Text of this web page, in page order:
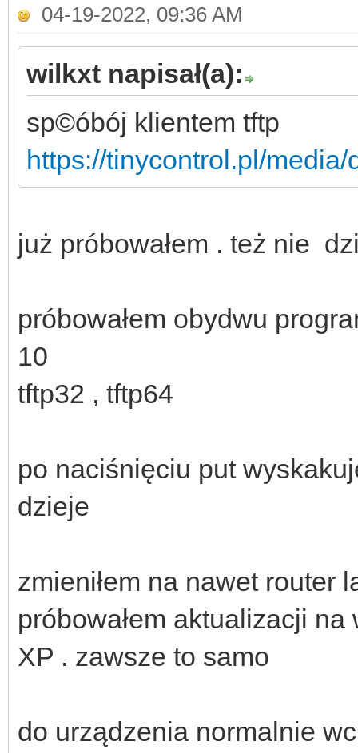
04-19-2022, 09:36 AM
wilkxt napisał(a):
sp©óbój klientem tftp
https://tinycontrol.pl/
już próbowałem . też nie
próbowałem obydwu
10
tftp32 , tftp64
po naciśnięciu put
dzieje
zmieniłem na nawet router
próbowałem aktualizacji
XP . zawsze to samo
do urządzenia normalnie